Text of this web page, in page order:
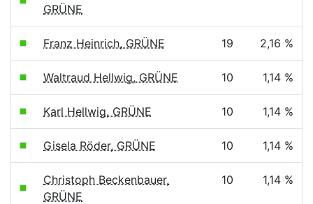
GRÜNE
Franz Heinrich, GRÜNE 19 2,16 %
Waltraud Hellwig, GRÜNE 10 1,14 %
Karl Hellwig, GRÜNE 10 1,14 %
Gisela Röder, GRÜNE 10 1,14 %
Christoph Beckenbauer,
GRÜNE
10 1,14 %